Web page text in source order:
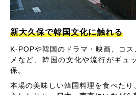
新大久保で韓国文化に触れる
K-POPや韓国のドラマ・映画、コ
メなど、韓国の文化や流行がギュ
保。
本場の美味しい韓国料理を食べた